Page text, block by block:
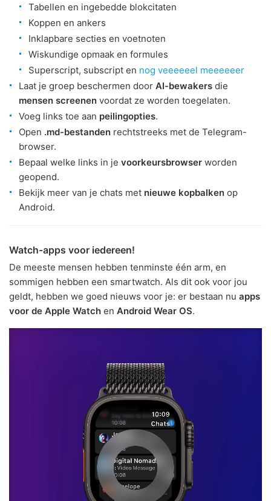
Tabellen en ingebedde blokcitaten
Koppen en ankers
Inklapbare secties en voetnoten
Wiskundige opmaak en formules
Superscript, subscript en nog veeeeeel meeeeeer
Laat je groep beschermen door AI-bewakers die
mensen screenen voordat ze worden toegelaten.
Voeg links toe aan peilingopties.
Open .md-bestanden rechtstreeks met de Telegram-
browser.
Bepaal welke links in je voorkeursbrowser worden
geopend.
Bekijk meer van je chats met nieuwe kopbalken op
Android.
Watch-apps voor iedereen!
De meeste mensen hebben tenminste één arm, en
sommigen hebben een smartwatch. Als dit ook voor jou
geldt, hebben we goed nieuws voor je: er bestaan nu apps
voor de Apple Watch en Android Wear OS.